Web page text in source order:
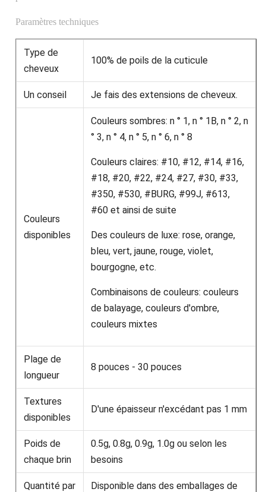
Paramètres techniques
Type de
cheveux
100% de poils de la cuticule
Un conseil Je fais des extensions de cheveux.
Couleurs
disponibles
Couleurs sombres: n ° 1, n ° 1B, n ° 2, n
° 3, n ° 4, n ° 5, n ° 6, n ° 8
Couleurs claires: #10, #12, #14, #16,
#18, #20, #22, #24, #27, #30, #33,
#350, #530, #BURG, #99J, #613,
#60 et ainsi de suite
Des couleurs de luxe: rose, orange,
bleu, vert, jaune, rouge, violet,
bourgogne, etc.
Combinaisons de couleurs: couleurs
de balayage, couleurs d'ombre,
couleurs mixtes
Plage de
longueur
8 pouces - 30 pouces
Textures
disponibles
D'une épaisseur n'excédant pas 1 mm
Poids de
chaque brin
0.5g, 0.8g, 0.9g, 1.0g ou selon les
besoins
Quantité par
Disponible dans des emballages de